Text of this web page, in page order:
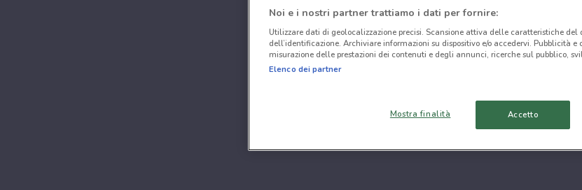
Noi e i nostri partner trattiamo i dati per fornire:
Utilizzare dati di geolocalizzazione precisi. Scansione attiva delle caratteristiche del
dell’identificazione. Archiviare informazioni su dispositivo e/o accedervi. Pubblicità e
misurazione delle prestazioni dei contenuti e degli annunci, ricerche sul pubblico,
Elenco dei partner
Mostra finalità Accetto